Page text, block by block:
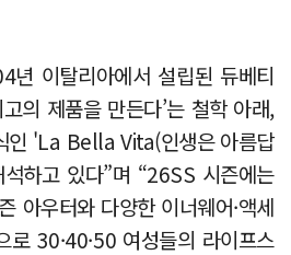
년 이탈리아에서 설립된 듀베티
의 제품을 만든다’는 철학 아래,
인 'La Bella Vita(인생은 아름답
석하고 있다”며 “26SS 시즌에는
아우터와 다양한 이너웨어·액세
로 30·40·50 여성들의 라이프스